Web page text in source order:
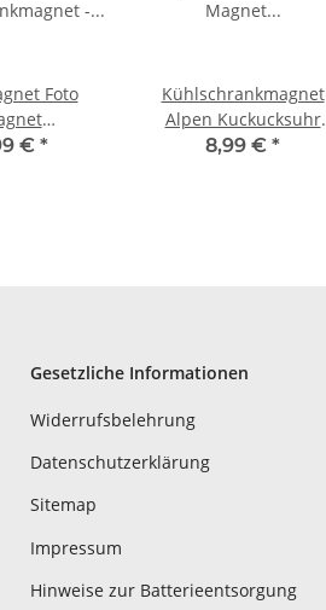
Foto
-
€ *
Kühlschrankmagnet
Alpen Kuckucksuhr
Magnet Reisemagnet8,99 € *
Gesetzliche Informationen
Widerrufsbelehrung
Datenschutzerklärung
Sitemap
Impressum
Hinweise zur Batterieentsorgung